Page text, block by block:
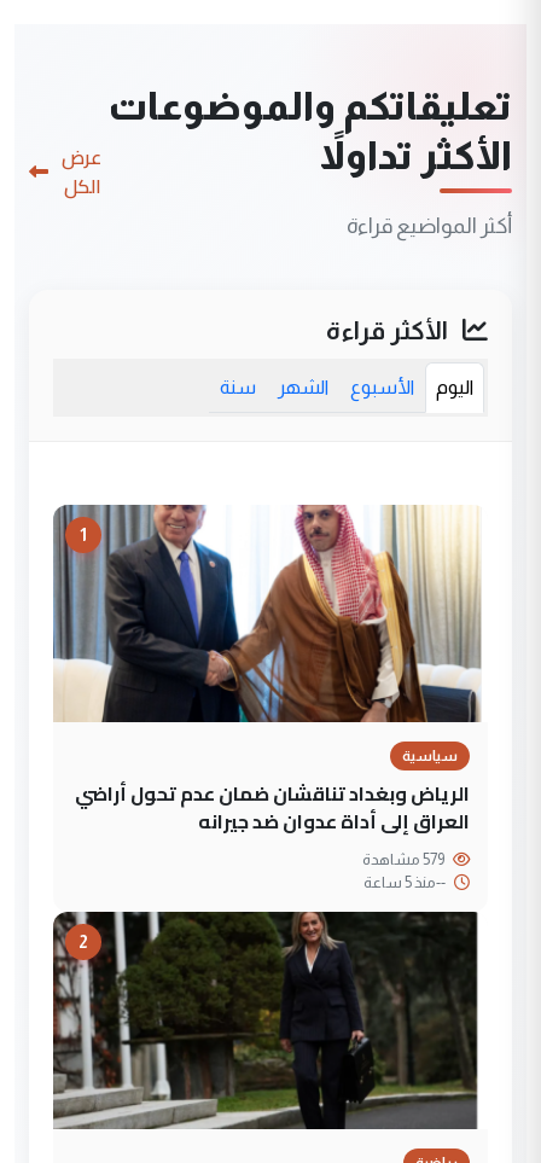
تعليقاتكم والموضوعات
الأكثر تداولاً
أكثر المواضيع قراءة
عرض
الكل
الأكثر قراءة
اليوم الأسبوع الشهر سنة
1
سياسية
الرياض وبغداد تناقشان ضمان عدم تحول أراضي
العراق إلى أداة عدوان ضد جيرانه
--منذ 5 ساعة
2